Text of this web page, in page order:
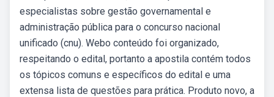
especialistas sobre gestão governamental e
administração pública para o concurso nacional
unificado (cnu). Webo conteúdo foi organizado,
respeitando o edital, portanto a apostila contém todos
os tópicos comuns e específicos do edital e uma
extensa lista de questões para prática. Produto novo, a